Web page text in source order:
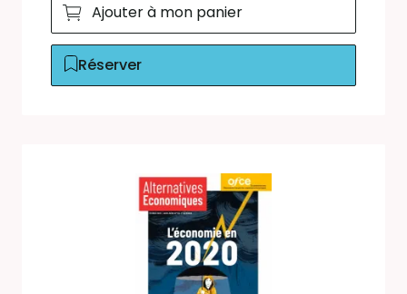
Ajouter à mon panier
Réserver